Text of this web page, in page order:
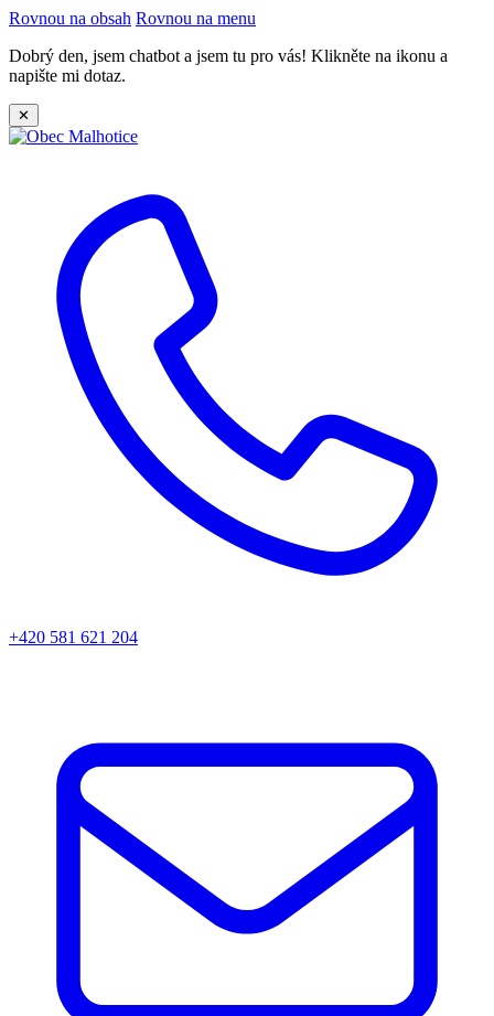
Rovnou na obsah Rovnou na menu
Dobrý den, jsem chatbot a jsem tu pro vás! Klikněte na ikonu a
napište mi dotaz.
✕
+420 581 621 204